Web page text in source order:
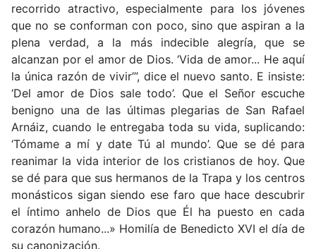
recorrido atractivo, especialmente para los jóvenes
que no se conforman con poco, sino que aspiran a la
plena verdad, a la más indecible alegría, que se
alcanzan por el amor de Dios. ‘Vida de amor... He aquí
la única razón de vivir’”, dice el nuevo santo. E insiste:
‘Del amor de Dios sale todo’. Que el Señor escuche
benigno una de las últimas plegarias de San Rafael
Arnáiz, cuando le entregaba toda su vida, suplicando:
‘Tómame a mí y date Tú al mundo’. Que se dé para
reanimar la vida interior de los cristianos de hoy. Que
se dé para que sus hermanos de la Trapa y los centros
monásticos sigan siendo ese faro que hace descubrir
el íntimo anhelo de Dios que Él ha puesto en cada
corazón humano...» Homilía de Benedicto XVI el día de
su canonización.